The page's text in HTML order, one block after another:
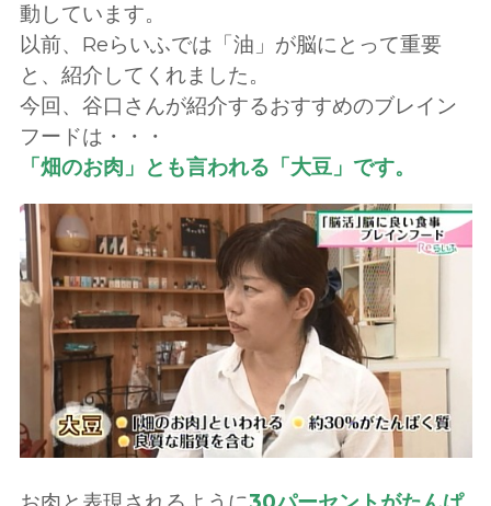
動しています。
以前、Reらいふでは「油」が脳にとって重要
と、紹介してくれました。
今回、谷口さんが紹介するおすすめのブレイン
フードは・・・
「畑のお肉」とも言われる「大豆」です。